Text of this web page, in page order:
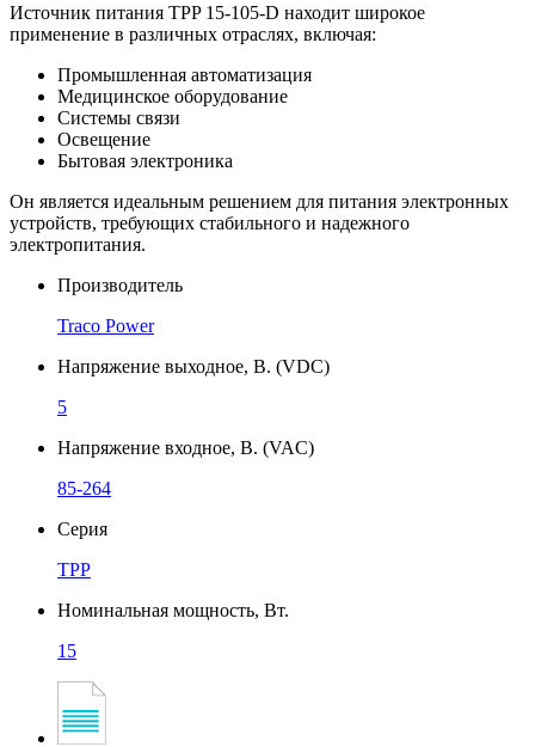
Источник питания TPP 15-105-D находит широкое
применение в различных отраслях, включая:
Промышленная автоматизация
Медицинское оборудование
Системы связи
Освещение
Бытовая электроника
Он является идеальным решением для питания электронных
устройств, требующих стабильного и надежного
электропитания.
Производитель
Traco Power
Напряжение выходное, В. (VDC)
5
Напряжение входное, В. (VAC)
85-264
Серия
TPP
Номинальная мощность, Вт.
15